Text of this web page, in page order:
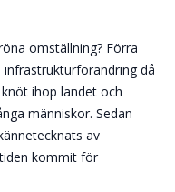
omställning? Förra
då
ihop landet och
människor. Sedan
av
kommit för